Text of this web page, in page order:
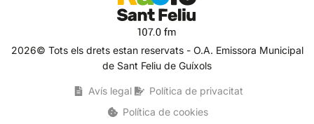
2026© Tots els drets estan reservats - O.A. Emissora Municipal
de Sant Feliu de Guíxols
Avís legal
Política de privacitat
Política de cookies